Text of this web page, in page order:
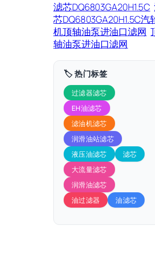
滤芯DQ6803GA20H1.5C
芯DQ6803GA20H1.5C汽
机顶轴油泵进油口滤网
轴油泵进油口滤网
🏷️ 热门标签
过滤器滤芯
EH油滤芯
滤油机滤芯
润滑油站滤芯
液压油滤芯
滤芯
大流量滤芯
润滑油滤芯
油过滤器
油滤芯